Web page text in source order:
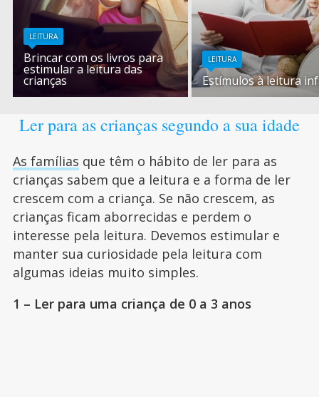
LEITURA
Brincar com os livros para
estimular a leitura das
crianças
LEITURA
Estímulos à leitura
Ler para as crianças segundo a sua idade
As famílias que têm o hábito de ler para as
crianças sabem que a leitura e a forma de ler
crescem com a criança. Se não crescem, as
crianças ficam aborrecidas e perdem o
interesse pela leitura. Devemos estimular e
manter sua curiosidade pela leitura com
algumas ideias muito simples.
1 – Ler para uma criança de 0 a 3 anos